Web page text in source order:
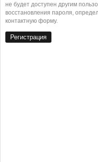
не будет доступен другим
восстановления пароля,
контактную форму.